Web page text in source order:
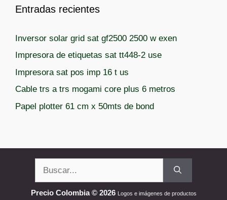
Entradas recientes
Inversor solar grid sat gf2500 2500 w exen
Impresora de etiquetas sat tt448-2 use
Impresora sat pos imp 16 t us
Cable trs a trs mogami core plus 6 metros
Papel plotter 61 cm x 50mts de bond
Precio Colombia © 2026 Logos e imágenes de productos